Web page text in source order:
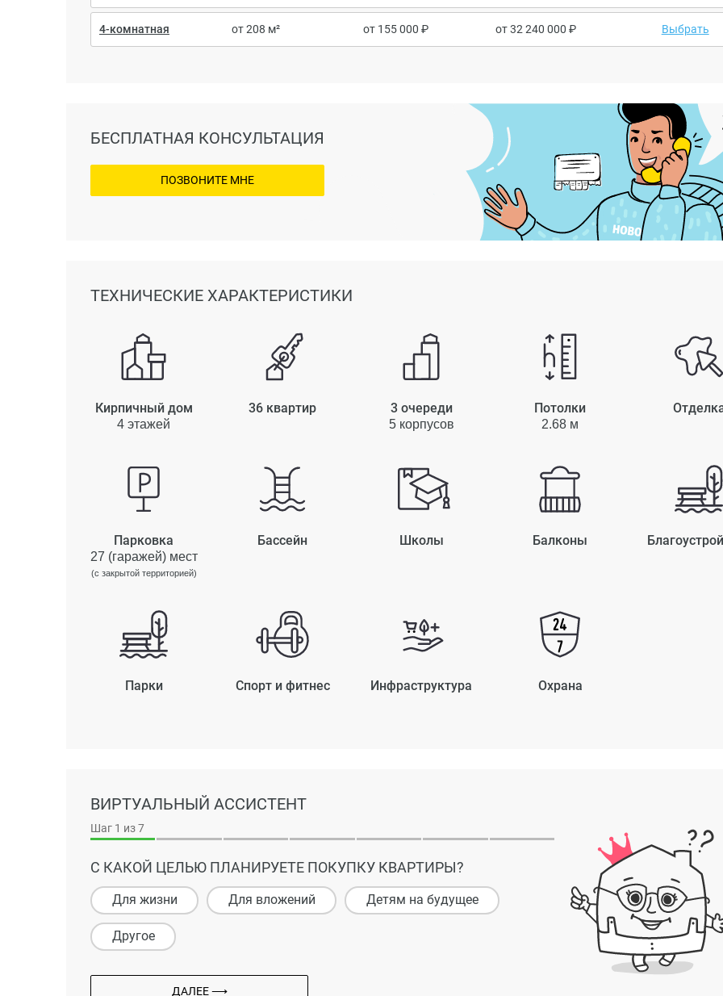
4-комнатная от 208 м² от 155 000 от32 240 000 Выбрать
БЕСПЛАТНАЯ КОНСУЛЬТАЦИЯ
ПОЗВОНИТЕ МНЕ
ТЕХНИЧЕСКИЕ ХАРАКТЕРИСТИКИ
Кирпичный дом
4 этажей
36 квартир 3 очереди
5 корпусов
Потолки
2.68 м
Парковка
27 (гаражей) мест
(с закрытой территорией)
Бассейн Школы Балконы
Парки Спорт и фитнес Инфраструктура Охрана
ВИРТУАЛЬНЫЙ АССИСТЕНТ
Шаг 1 из 7
С КАКОЙ ЦЕЛЬЮ ПЛАНИРУЕТЕ ПОКУПКУ КВАРТИРЫ?
Для жизни Для вложений Детям на будущее
Другое
ДАЛЕЕ ⟶